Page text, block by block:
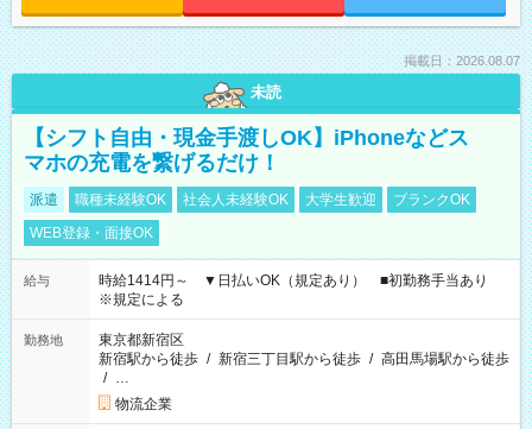
掲載日：2026.08.07
未読
【シフト自由・現金手渡しOK】iPhoneなどス
マホの充電を繋げるだけ！
派遣 職種未経験OK 社会人未経験OK 大学生歓迎
ブランクOK
WEB登録・面接OK
給与
時給1414円～ ▼日払いOK（規定あり） ■初勤務手当あり
※規定による
勤務地
東京都新宿区
新宿駅から徒歩 / 新宿三丁目駅から徒歩 / 高田馬場駅から徒歩
/ …
物流企業